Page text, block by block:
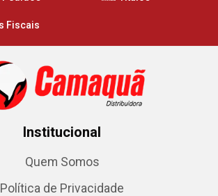
Fiscais
Institucional
Quem Somos
Política de Privacidade